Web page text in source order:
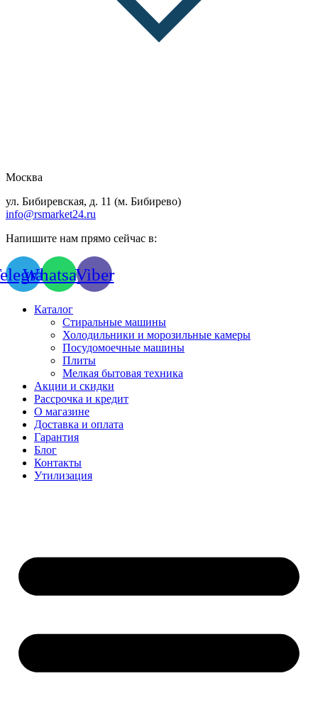
Москва
ул. Бибиревская, д. 11 (м. Бибирево)
info@rsmarket24.ru
Напишите нам прямо сейчас в:
WhatsappViber
Каталог
Стиральные машины
Холодильники и морозильные камеры
Посудомоечные машины
Плиты
Мелкая бытовая техника
Акции и скидки
Рассрочка и кредит
О магазине
Доставка и оплата
Гарантия
Блог
Контакты
Утилизация